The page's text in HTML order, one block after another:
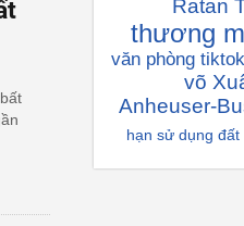
Ratan
thương
văn phòng tiktok
võ
Anheuser-
hạn sử dụng đất